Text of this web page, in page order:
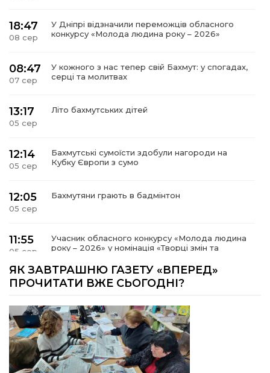
18:47
08 сер
У Дніпрі відзначили переможців обласного
конкурсу «Молода людина року – 2026»
08:47
07 сер
У кожного з нас тепер свій Бахмут: у спогадах,
серці та молитвах
13:17
05 сер
Літо бахмутських дітей
12:14
05 сер
Бахмутські сумоїсти здобули нагороди на
Кубку Європи з сумо
12:05
05 сер
Бахмутяни грають в бадмінтон
11:55
05 сер
Учасник обласного конкурсу «Молода людина
року – 2026» у номінація «Творці змін та
15:18
Мобільні клініки надали медичну допомогу 4
09:27
03 сер
ВПО можуть не платити за частину
комунальних послуг: про що йдеться
ЯК ЗАВТРАШНЮ ГАЗЕТУ «ВПЕРЕД»
ПРОЧИТАТИ ВЖЕ СЬОГОДНІ?